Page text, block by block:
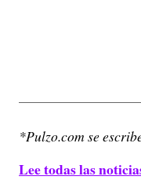
*Pulzo.com se
Lee todas las